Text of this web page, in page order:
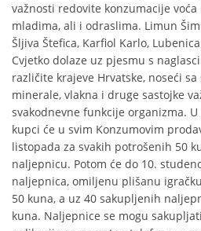
važnosti redovite konzumacije
mladima, ali i odraslima. Limun
Šljiva Štefica, Karfiol Karlo,
Cvjetko dolaze uz pjesmu s
različite krajeve Hrvatske, noseći
minerale, vlakna i druge sastojke
svakodnevne funkcije organizma.
kupci će u svim Konzumovim
listopada za svakih potrošenih 50
naljepnicu. Potom će do 10.
naljepnica, omiljenu plišanu
50 kuna, a uz 40 sakupljenih
kuna. Naljepnice se mogu